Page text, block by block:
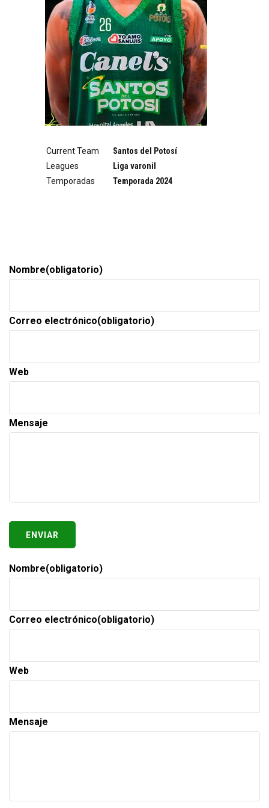
Current Team
Santos del Potosí
Leagues
Liga varonil
Temporadas
Temporada 2024
Nombre(obligatorio)
Correo electrónico(obligatorio)
Web
Mensaje
ENVIAR
Nombre(obligatorio)
Correo electrónico(obligatorio)
Web
Mensaje